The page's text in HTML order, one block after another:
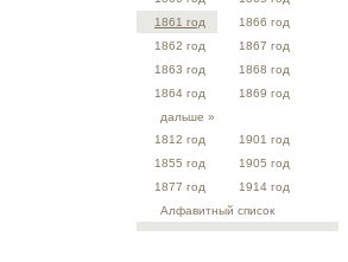
1861 год
1866 год
1862 год
1867 год
1863 год
1868 год
1864 год
1869 год
дальше »
1812 год
1901 год
1855 год
1905 год
1877 год
1914 год
Алфавитный список